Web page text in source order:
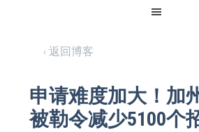
‹ 返回博客
申请难度加大！加
被勒令减少5100个